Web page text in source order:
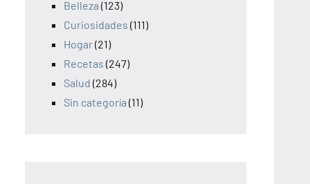
Belleza (123)
Curiosidades (111)
Hogar(21)
Recetas (247)
Salud (284)
Sin categoría (11)